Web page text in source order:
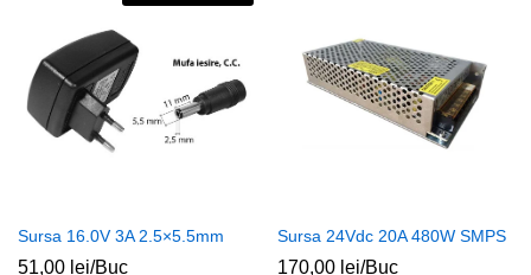
Sursa 16.0V 3A 2.5×5.5mm
51,00 lei/Buc
Sursa 24Vdc 20A 480W SMPS
170,00 lei/Buc